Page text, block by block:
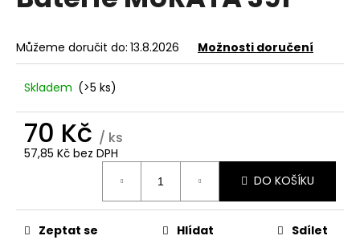
5
hvězdiček.
Můžeme doručit do: 13.8.2026 Možnosti doručení
Skladem (>5 ks)
70 Kč / ks
57,85 Kč bez DPH
DO KOŠÍKU
Zeptat se Hlídat Sdílet
j
í
HLEDAT